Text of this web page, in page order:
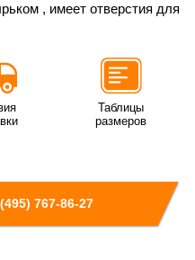
, имеет отверстия для
Таблицы
размеров
767-86-27